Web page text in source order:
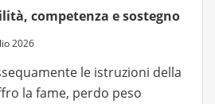
competenza e sostegno
2026
le istruzioni della
la fame, perdo peso